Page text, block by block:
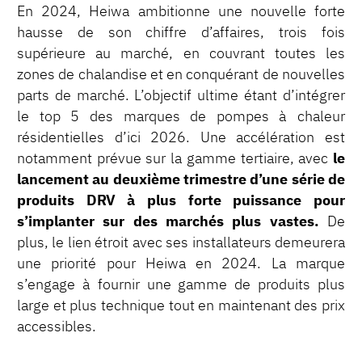
En 2024, Heiwa ambitionne une nouvelle forte
hausse de son chiffre d’affaires, trois fois
supérieure au marché, en couvrant toutes les
zones de chalandise et en conquérant de nouvelles
parts de marché. L’objectif ultime étant d’intégrer
le top 5 des marques de pompes à chaleur
résidentielles d’ici 2026. Une accélération est
notamment prévue sur la gamme tertiaire, avec le
lancement au deuxième trimestre d’une série de
produits DRV à plus forte puissance pour
s’implanter sur des marchés plus vastes. De
plus, le lien étroit avec ses installateurs demeurera
une priorité pour Heiwa en 2024. La marque
s’engage à fournir une gamme de produits plus
large et plus technique tout en maintenant des prix
accessibles.